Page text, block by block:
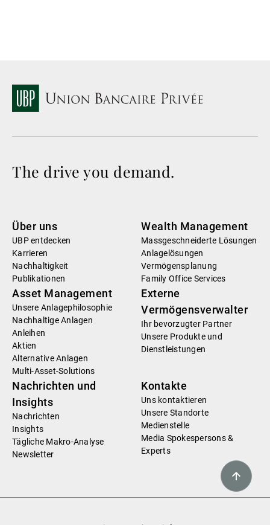
The drive you demand.
Über uns
UBP entdecken
Karrieren
Nachhaltigkeit
Publikationen
Wealth Management
Massgeschneiderte Lösungen
Anlagelösungen
Vermögensplanung
Family Office Services
Asset Management
Unsere Anlagephilosophie
Nachhaltige Anlagen
Anleihen
Aktien
Alternative Anlagen
Multi-Asset-Solutions
Externe
Vermögensverwalter
Ihr bevorzugter Partner
Unsere Produkte und
Dienstleistungen
Nachrichten und
Insights
Nachrichten
Insights
Tägliche Makro-Analyse
Newsletter
Kontakte
Uns kontaktieren
Unsere Standorte
Medienstelle
Media Spokespersons &
Experts